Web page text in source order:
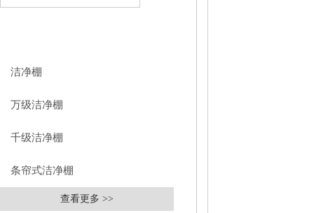
洁净棚
万级洁净棚
千级洁净棚
条帘式洁净棚
查看更多 >>